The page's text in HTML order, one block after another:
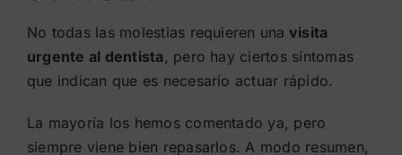
No todas las molestias requieren una visita
urgente al dentista , pero hay ciertos síntomas
que indican que es necesario actuar rápido.
La mayoría los hemos comentado ya, pero
siempre viene bien repasarlos. A modo resumen,